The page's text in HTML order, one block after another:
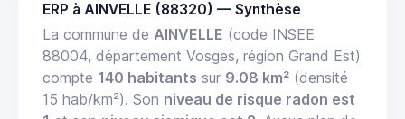
ERP à AINVELLE (88320) — Synthèse
La commune de AINVELLE (code INSEE
88004, département Vosges, région Grand Est)
compte 140 habitants sur 9.08 km² (densité
15 hab/km²). Son niveau de risque radon est